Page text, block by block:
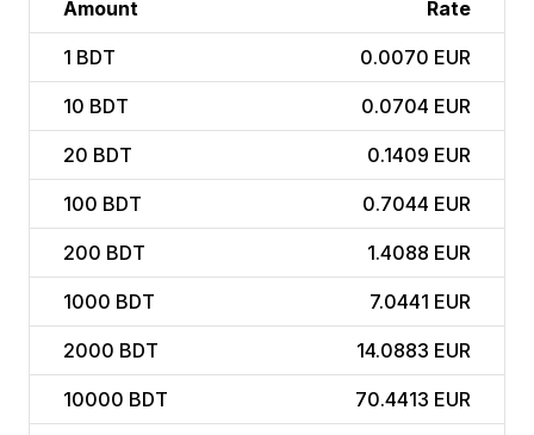
Amount Rate
1 BDT 0.0070 EUR
10 BDT 0.0704 EUR
20 BDT 0.1409 EUR
100 BDT 0.7044 EUR
200 BDT 1.4088 EUR
1000 BDT 7.0441 EUR
2000 BDT 14.0883 EUR
10000 BDT 70.4413 EUR